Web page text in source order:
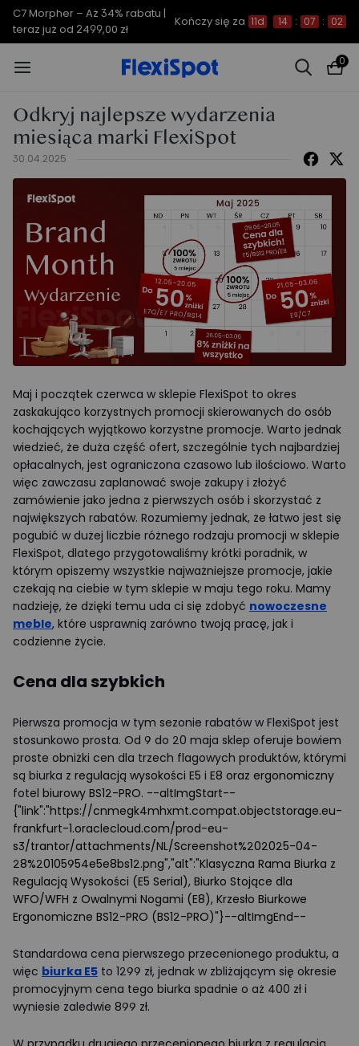
C7 Morpher – Aż 34% rabatu |
teraz już od 2499,00 zł
Kończy się za 11d 14 : 07 : 01
0
Odkryj najlepsze wydarzenia
miesiąca marki FlexiSpot
30.04.2025
Maj i początek czerwca w sklepie FlexiSpot to okres
zaskakująco korzystnych promocji skierowanych do osób
kochających wyjątkowo korzystne promocje. Warto jednak
wiedzieć, że duża część ofert, szczególnie tych najbardziej
opłacalnych, jest ograniczona czasowo lub ilościowo. Warto
więc zawczasu zaplanować swoje zakupy i złożyć
zamówienie jako jedna z pierwszych osób i skorzystać z
największych rabatów. Rozumiemy jednak, że łatwo jest się
pogubić w dużej liczbie różnego rodzaju promocji w sklepie
FlexiSpot, dlatego przygotowaliśmy krótki poradnik, w
którym opiszemy wszystkie najważniejsze promocje, jakie
czekają na ciebie w tym sklepie w maju tego roku. Mamy
nadzieję, że dzięki temu uda ci się zdobyć nowoczesne
meble, które usprawnią zarówno twoją pracę, jak i
codzienne życie.
Cena dla szybkich
Pierwsza promocja w tym sezonie rabatów w FlexiSpot jest
stosunkowo prosta. Od 9 do 20 maja sklep oferuje bowiem
proste obniżki cen dla trzech flagowych produktów, którymi
są biurka z regulacją wysokości E5 i E8 oraz ergonomiczny
fotel biurowy BS12-PRO. --altImgStart--
{"link":"https://cnmegk4mhxmt.compat.objectstorage.eu-
frankfurt-1.oraclecloud.com/prod-eu-
s3/trantor/attachments/NL/Screenshot%202025-04-
28%20105954e5e8bs12.png","alt":"Klasyczna Rama Biurka z
Regulacją Wysokości (E5 Serial), Biurko Stojące dla
WFO/WFH z Owalnymi Nogami (E8), Krzesło Biurkowe
Ergonomiczne BS12-PRO (BS12-PRO)"}--altImgEnd--
Standardowa cena pierwszego przecenionego produktu, a
więc biurka E5 to 1299 zł, jednak w zbliżającym się okresie
promocyjnym cena tego biurka spadnie o aż 400 zł i
wyniesie zaledwie 899 zł.